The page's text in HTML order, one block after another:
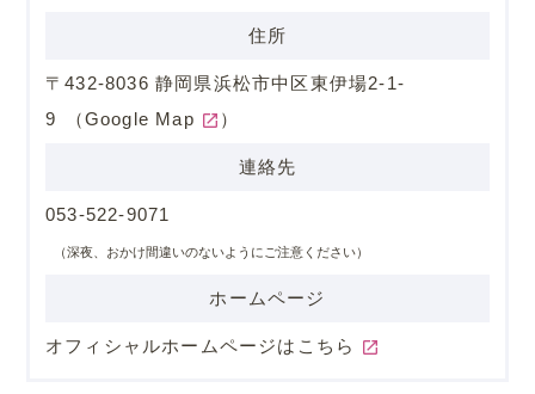
住所
〒432-8036 静岡県浜松市中区東伊場2-1-
9
（Google Map ）
連絡先
053-522-9071
（深夜、おかけ間違いのないようにご注意ください）
ホームページ
オフィシャルホームページはこちら